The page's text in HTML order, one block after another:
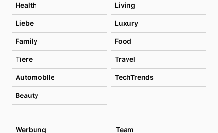
Health Living
Liebe Luxury
Family Food
Tiere Travel
Automobile TechTrends
Beauty
Werbung Team